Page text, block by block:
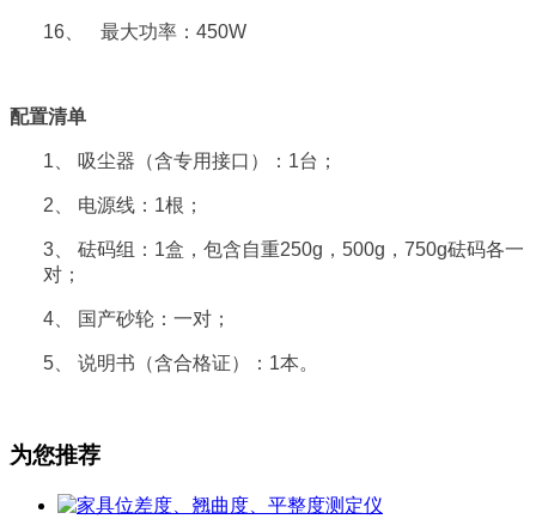
16、 最大功率：450W
配置清单
1、 吸尘器（含专用接口）：1台；
2、 电源线：1根；
3、 砝码组：1盒，包含自重250g，500g，750g砝码各一
对；
4、 国产砂轮：一对；
5、 说明书（含合格证）：1本。
为您推荐